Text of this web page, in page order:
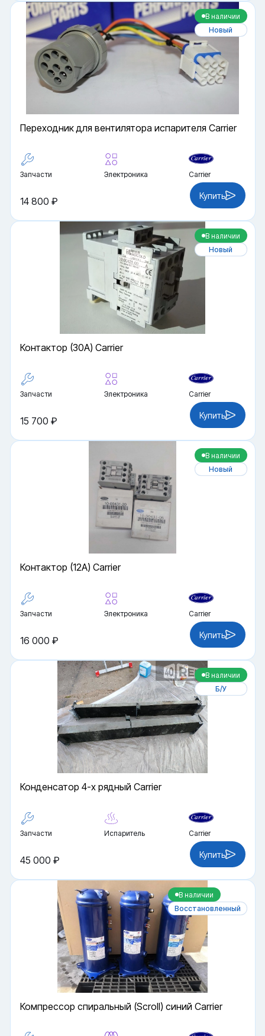
В наличии
Новый
Переходник для вентилятора испарителя Carrier
Запчасти Электроника Carrier
14 800 ₽ Купить
В наличии
Новый
Контактор (30A) Carrier
Запчасти Электроника Carrier
15 700 ₽ Купить
В наличии
Новый
Контактор (12A) Carrier
Запчасти Электроника Carrier
16 000 ₽ Купить
В наличии
Б/У
Конденсатор 4-х рядный Carrier
Запчасти Испаритель Carrier
45 000 ₽ Купить
В наличии
Восстановленный
Компрессор спиральный (Scroll) синий Carrier